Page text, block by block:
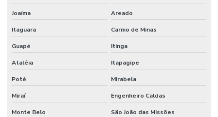
Serviços de facilities para empresas
Serviços de gestão de ativos industriais
Serviços de gestão de ativos e manutenção
Serviços de manutenção industrial e corporativa
Serviços de manutenção preventiva industrial
Serviços de mão de obra
Joaíma Areado
Itaguara Carmo de Minas
Guapé Itinga
Ataléia Itapagipe
Poté Mirabela
Miraí Engenheiro Caldas
Monte Belo São João das Missões